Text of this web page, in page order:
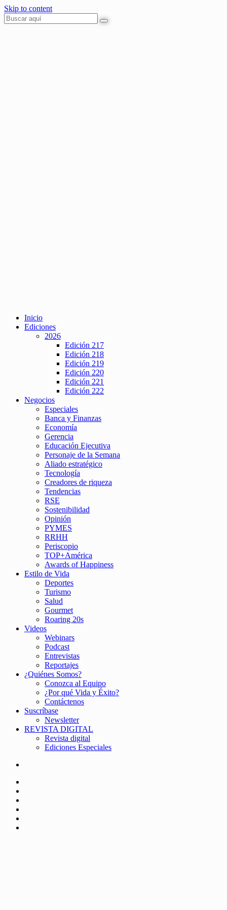
Skip to content
Inicio
Ediciones
2026
Edición 217
Edición 218
Edición 219
Edición 220
Edición 221
Edición 222
Negocios
Especiales
Banca y Finanzas
Economía
Gerencia
Educación Ejecutiva
Personaje de la Semana
Aliado estratégico
Tecnología
Creadores de riqueza
Tendencias
RSE
Sostenibilidad
Opinión
PYMES
RRHH
Periscopio
TOP+América
Awards of Happiness
Estilo de Vida
Deportes
Turismo
Salud
Gourmet
Roaring 20s
Videos
Webinars
Podcast
Entrevistas
Reportajes
¿Quiénes Somos?
Conozca al Equipo
¿Por qué Vida y Éxito?
Contáctenos
Suscríbase
Newsletter
REVISTA DIGITAL
Revista digital
Ediciones Especiales